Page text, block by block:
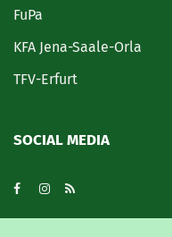
FuPa
KFA Jena-Saale-Orla
TFV-Erfurt
SOCIAL MEDIA